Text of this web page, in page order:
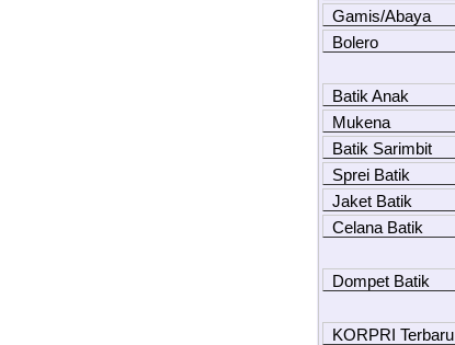
Gamis/Abaya
Bolero
Batik Anak
Mukena
Batik Sarimbit
Sprei Batik
Jaket Batik
Celana Batik
Dompet Batik
KORPRI Terbaru